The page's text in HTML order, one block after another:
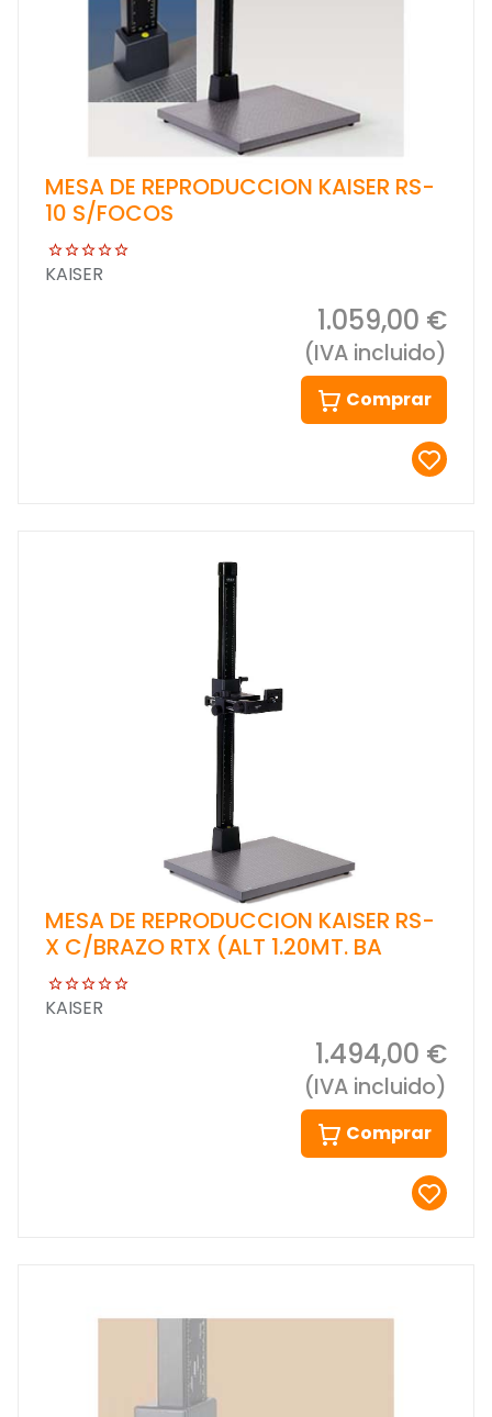
MESA DE REPRODUCCION KAISER RS-
10 S/FOCOS
KAISER
1.059,00 €
(IVA incluido)
Comprar
MESA DE REPRODUCCION KAISER RS-
X C/BRAZO RTX (ALT 1.20MT. BA
KAISER
1.494,00 €
(IVA incluido)
Comprar